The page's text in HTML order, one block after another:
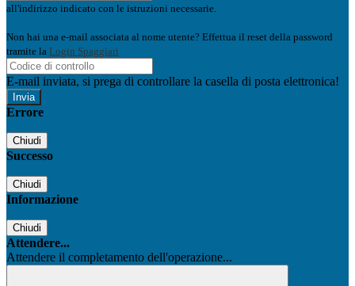
all'indirizzo indicato con le istruzioni necessarie.
Non hai una e-mail associata al nome utente? Effettua il reset della password
tramite la Login Spaggiari
E-mail inviata, si prega di controllare la casella di posta elettronica!
Errore
Chiudi
Successo
Chiudi
Informazione
Chiudi
Attendere...
Attendere il completamento dell'operazione...